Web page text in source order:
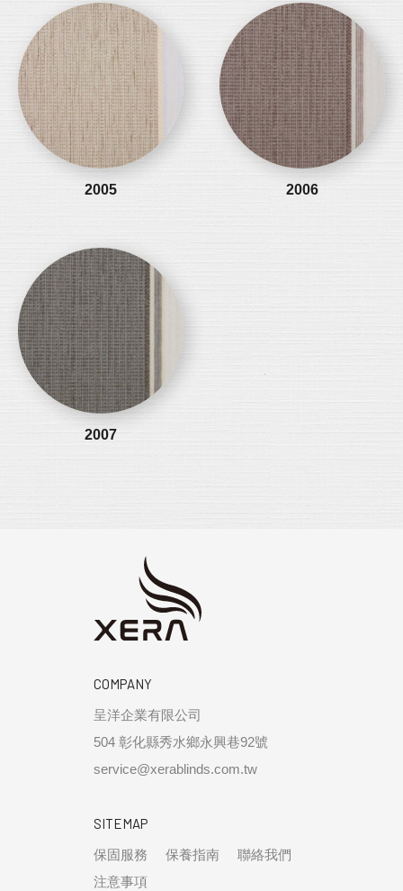
2005 2006
2007
COMPANY
呈洋企業有限公司
504 彰化縣秀水鄉永興巷92號
service@xerablinds.com.tw
SITEMAP
保固服務 保養指南
聯絡我們
注意事項